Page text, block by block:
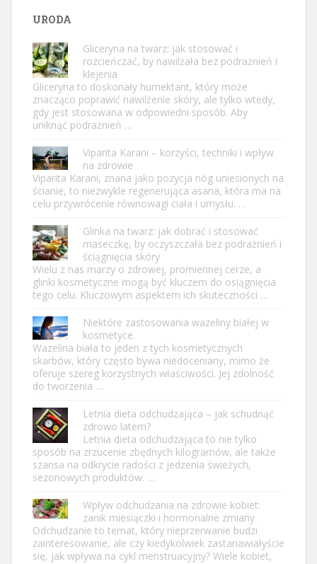
URODA
Gliceryna na twarz: jak stosować i
rozcieńczać, by nawilżała bez podrażnień i
klejenia
Gliceryna to doskonały humektant, który może
znacząco poprawić nawilżenie skóry, ale tylko wtedy,
gdy jest stosowana w odpowiedni sposób. Aby
uniknąć podrażnień …
Viparita Karani – korzyści, techniki i wpływ
na zdrowie
Viparita Karani, znana jako pozycja nóg uniesionych na
ścianie, to niezwykle regenerująca asana, która ma na
celu przywrócenie równowagi ciała i umysłu. …
Glinka na twarz: jak dobrać i stosować
maseczkę, by oczyszczała bez podrażnień i
ściągnięcia skóry
Wielu z nas marzy o zdrowej, promiennej cerze, a
glinki kosmetyczne mogą być kluczem do osiągnięcia
tego celu. Kluczowym aspektem ich skuteczności …
Niektóre zastosowania wazeliny białej w
kosmetyce.
Wazelina biała to jeden z tych kosmetycznych
skarbów, który często bywa niedoceniany, mimo że
oferuje szereg korzystnych właściwości. Jej zdolność
do tworzenia …
Letnia dieta odchudzająca – jak schudnąć
zdrowo latem?
Letnia dieta odchudzająca to nie tylko
sposób na zrzucenie zbędnych kilogramów, ale także
szansa na odkrycie radości z jedzenia świeżych,
sezonowych produktów. …
Wpływ odchudzania na zdrowie kobiet:
zanik miesiączki i hormonalne zmiany
Odchudzanie to temat, który nieprzerwanie budzi
zainteresowanie, ale czy kiedykolwiek zastanawiałyście
się, jak wpływa na cykl menstruacyjny? Wiele kobiet,